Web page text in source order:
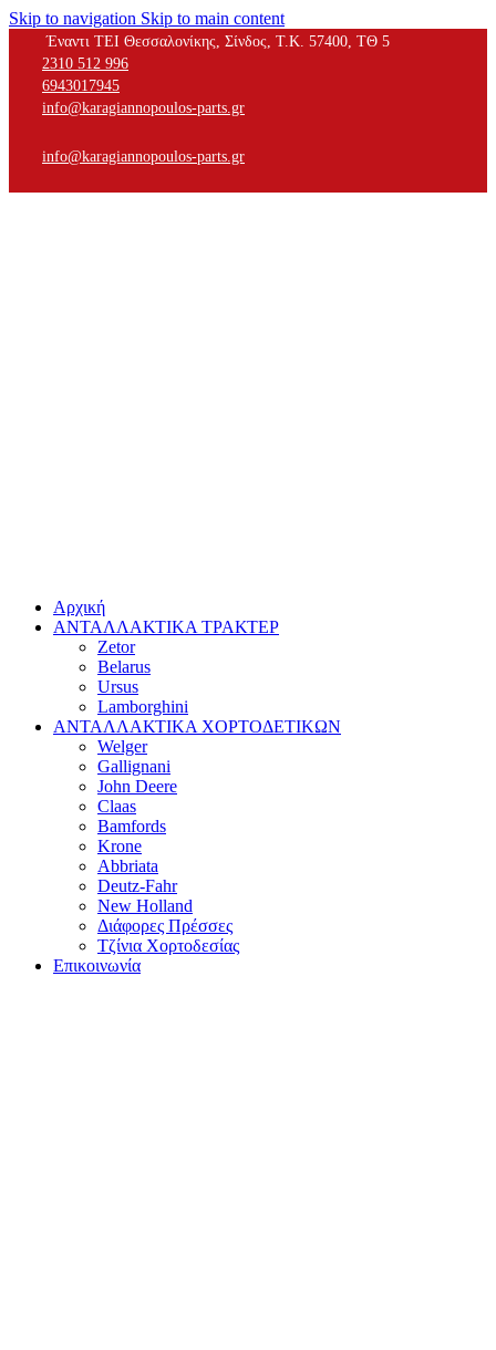
Skip to navigation Skip to main content
Έναντι ΤΕΙ Θεσσαλονίκης, Σίνδος, Τ.Κ. 57400, ΤΘ 5
2310 512 996
6943017945
info@karagiannopoulos-parts.gr
info@karagiannopoulos-parts.gr
Αρχική
ΑΝΤΑΛΛΑΚΤΙΚΑ ΤΡΑΚΤΕΡ
Zetor
Belarus
Ursus
Lamborghini
ΑΝΤΑΛΛΑΚΤΙΚΑ ΧΟΡΤΟΔΕΤΙΚΩΝ
Welger
Gallignani
John Deere
Claas
Bamfords
Krone
Abbriata
Deutz-Fahr
New Holland
Διάφορες Πρέσσες
Τζίνια Χορτοδεσίας
Επικοινωνία